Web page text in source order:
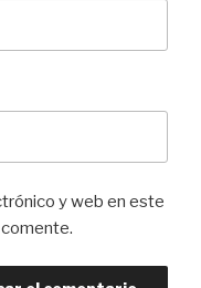
y web en este